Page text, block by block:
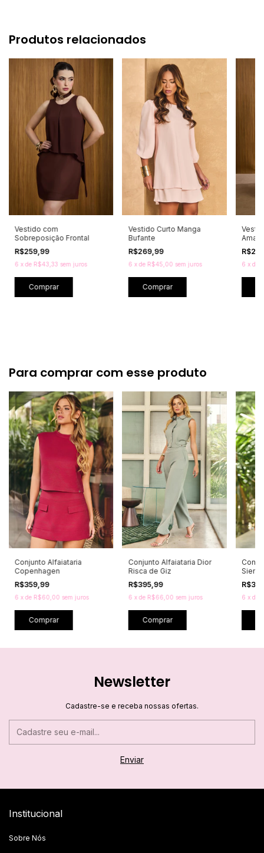
Produtos relacionados
Vestido com
Sobreposição Frontal
R$259,99
6 xde R$43,33 sem juros
Comprar
Vestido Curto Manga
Bufante
R$269,99
6 xde R$45,00 sem juros
Comprar
6 x de
Para comprar com esse produto
Conjunto Alfaiataria
Copenhagen
R$359,99
6 xde R$60,00 sem juros
Comprar
Conjunto Alfaiataria Dior
Risca de Giz
R$395,99
6 xde R$66,00 sem juros
Comprar
6 x de
Newsletter
Cadastre-se e receba nossas ofertas.
Institucional
Sobre Nós